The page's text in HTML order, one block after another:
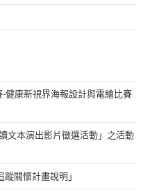
健康新視界海報設計與電繪比賽
文本演出影片徵選活動」之活動
關懷計畫說明」